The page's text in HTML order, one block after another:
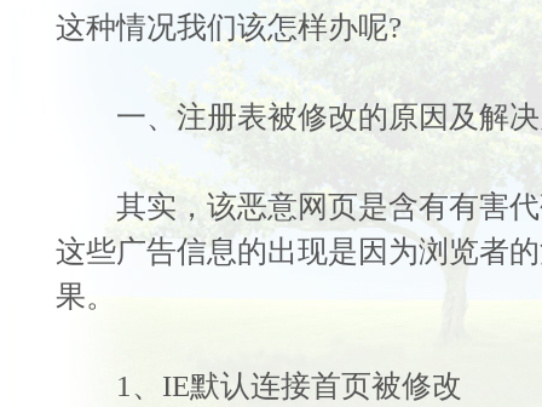
这种情况我们该怎样办呢?
一、注册表被修改的原因及解决
其实，该恶意网页是含有有害代
这些广告信息的出现是因为浏览者
果。
1、IE默认连接首页被修改